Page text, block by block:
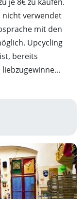
nicht verwendet
mit den
Upcycling
bereits